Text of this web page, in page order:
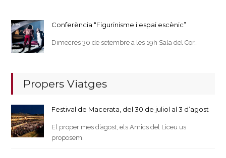
Conferència “Figurinisme i espai escènic”
Dimecres 30 de setembre a les 19h Sala del Cor…
Propers Viatges
Festival de Macerata, del 30 de juliol al 3 d’agost
El proper mes d’agost, els Amics del Liceu us
proposem…